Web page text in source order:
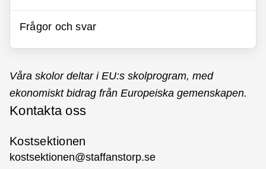
Frågor och svar
Våra skolor deltar i EU:s skolprogram, med
ekonomiskt bidrag från Europeiska gemenskapen.
Kontakta oss
Kostsektionen
kostsektionen@staffanstorp.se